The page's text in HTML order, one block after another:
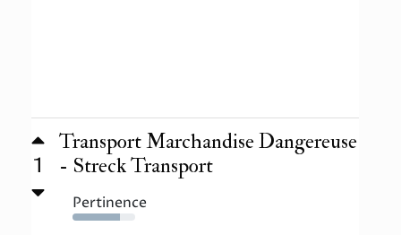
1
Transport Marchandise Dangereuse
- Streck Transport
Pertinence
76%